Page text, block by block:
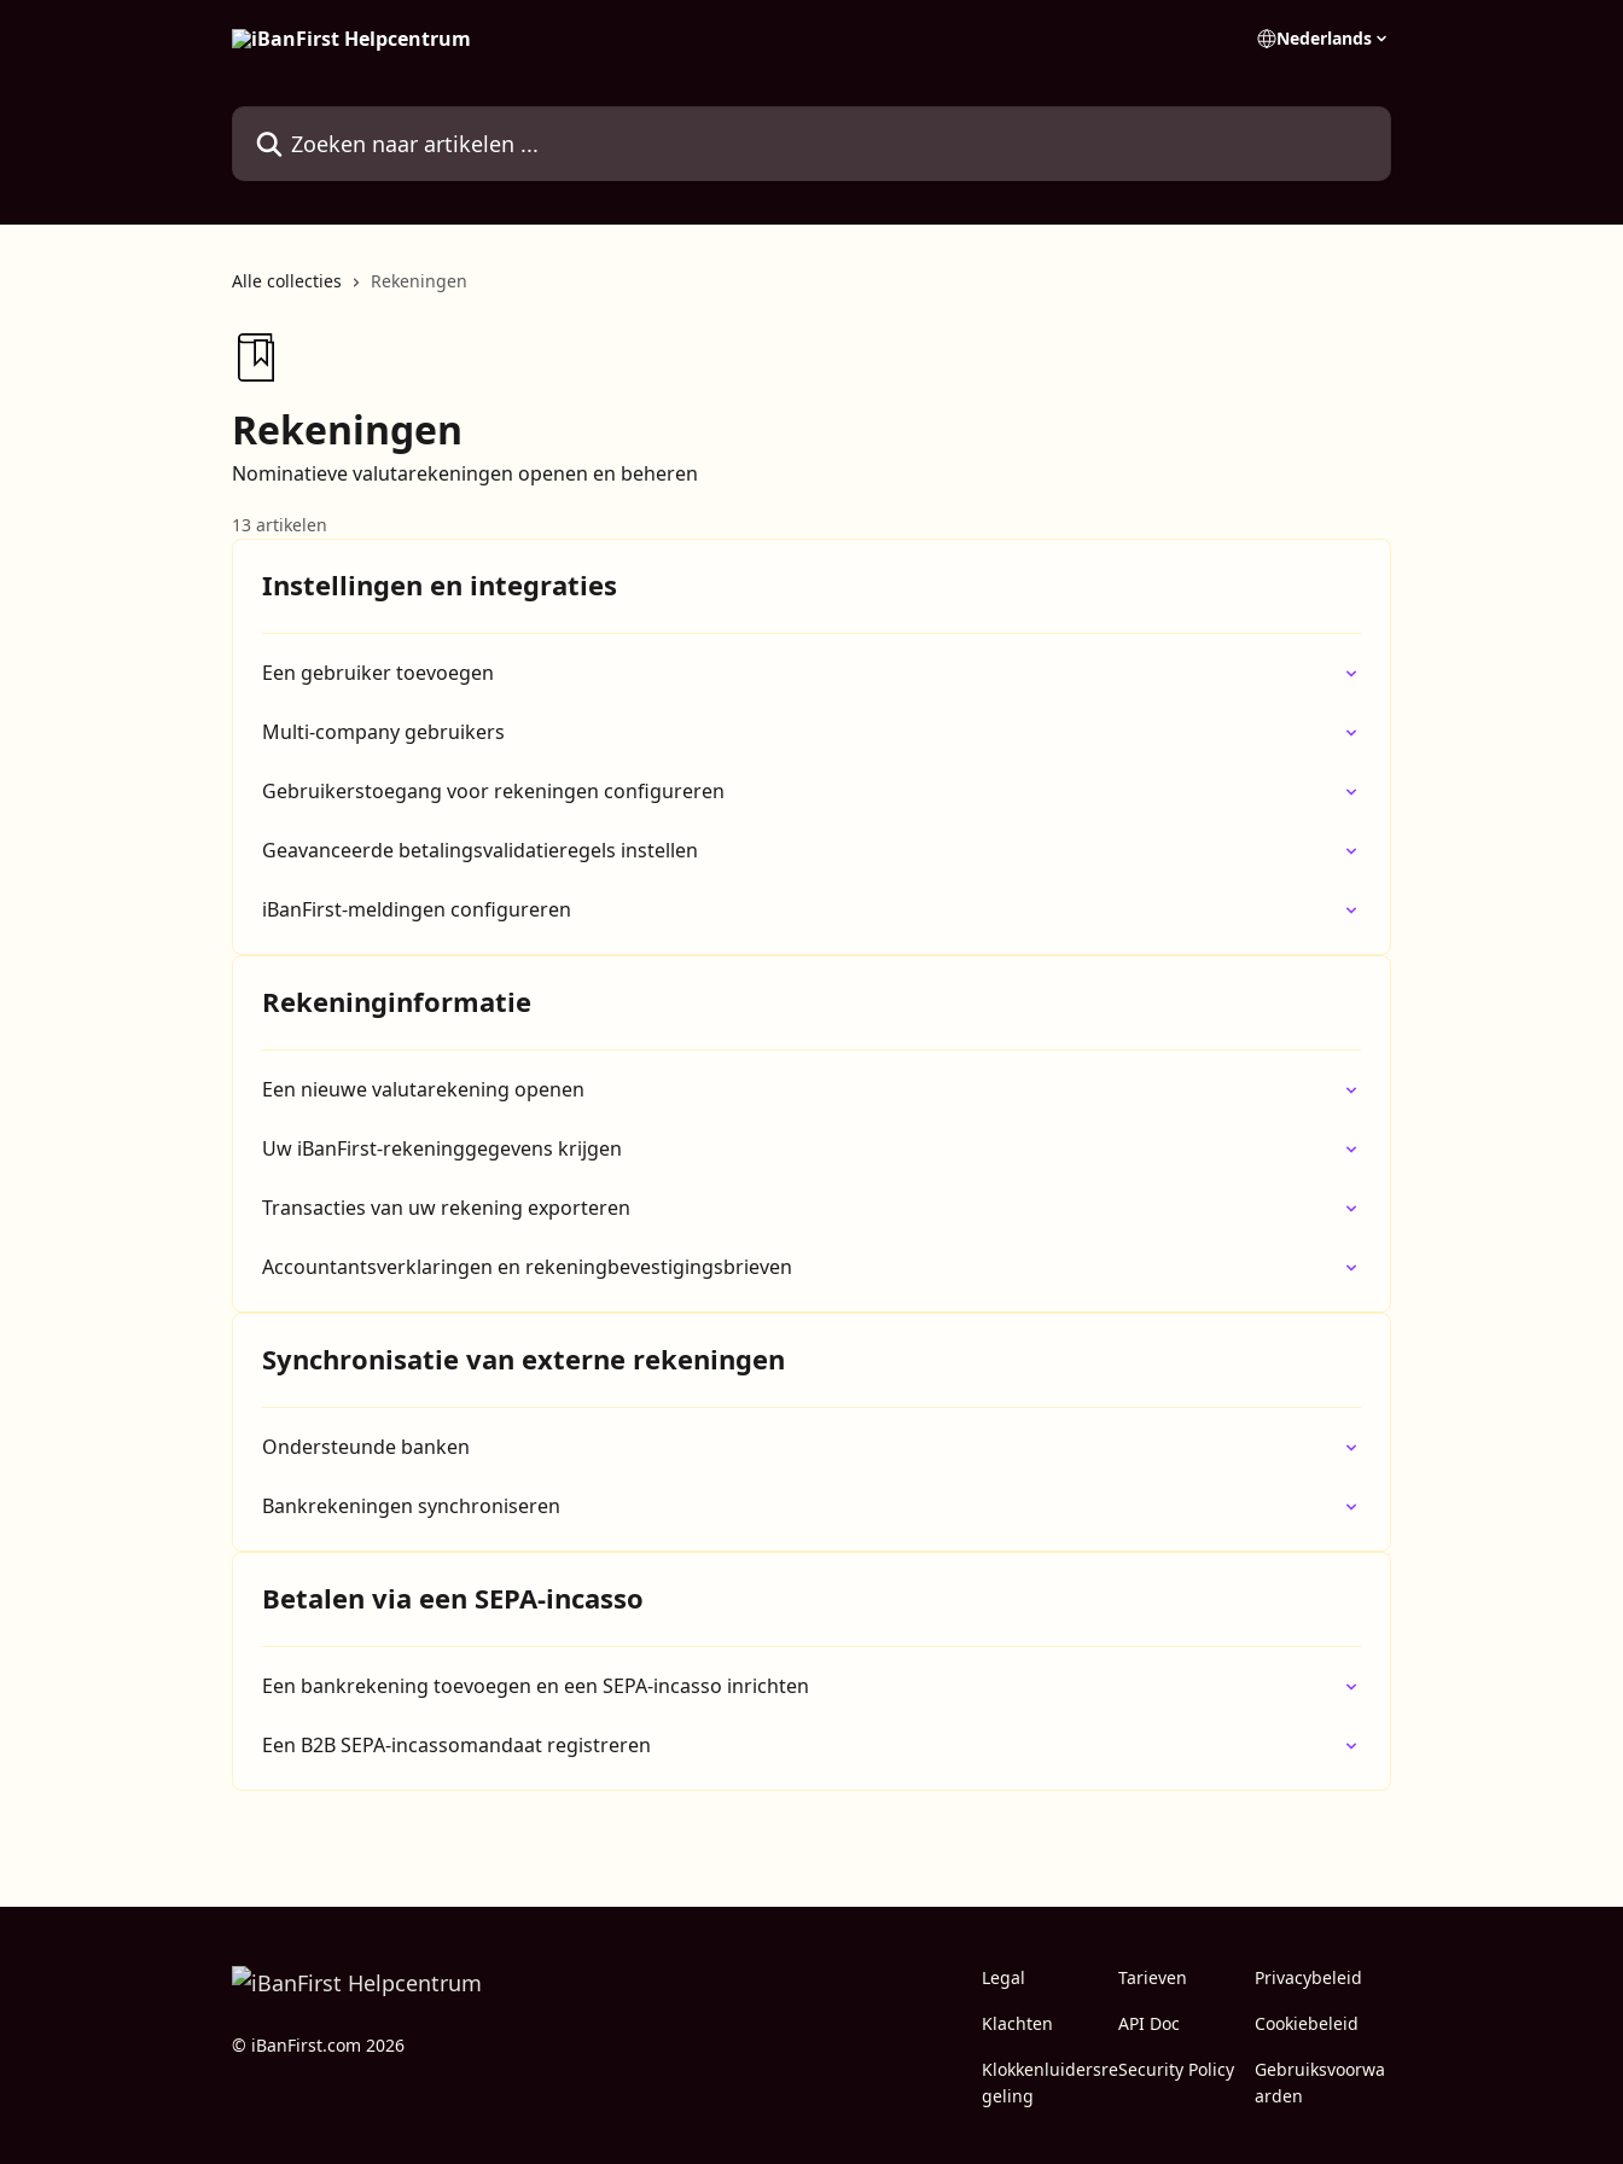
Nederlands
Zoeken naar artikelen ...
Alle collecties Rekeningen
Rekeningen
Nominatieve valutarekeningen openen en beheren
13 artikelen
Instellingen en integraties
Een gebruiker toevoegen
Multi-company gebruikers
Gebruikerstoegang voor rekeningen configureren
Geavanceerde betalingsvalidatieregels instellen
iBanFirst-meldingen configureren
Rekeninginformatie
Een nieuwe valutarekening openen
Uw iBanFirst-rekeninggegevens krijgen
Transacties van uw rekening exporteren
Accountantsverklaringen en rekeningbevestigingsbrieven
Synchronisatie van externe rekeningen
Ondersteunde banken
Bankrekeningen synchroniseren
Betalen via een SEPA-incasso
Een bankrekening toevoegen en een SEPA-incasso inrichten
Een B2B SEPA-incassomandaat registreren
© iBanFirst.com 2026
Legal
Klachten
Klokkenluidersre
geling
Tarieven
API Doc
Security Policy
Privacybeleid
Cookiebeleid
Gebruiksvoorwa
arden